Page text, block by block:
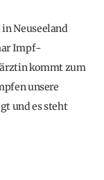
Neuseeland
Impf-
kommt zum
unsere
und es steht